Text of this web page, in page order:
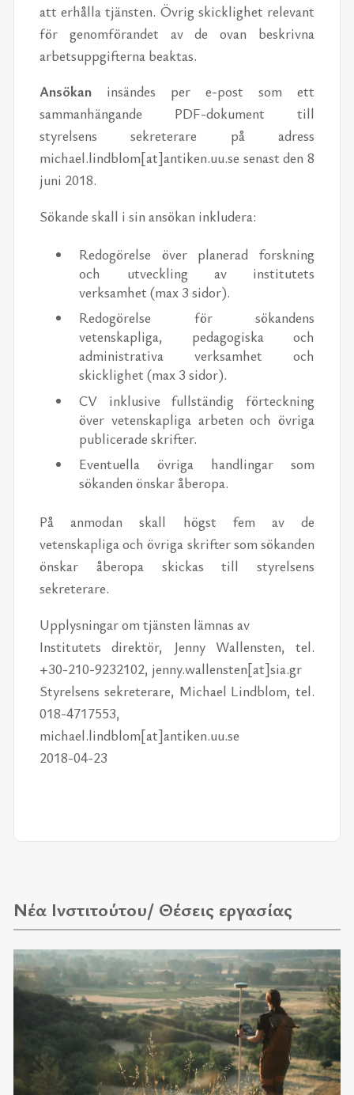
att erhålla tjänsten. Övrig skicklighet relevant
för genomförandet av de ovan beskrivna
arbetsuppgifterna beaktas.
Ansökan insändes per e-post som ett
sammanhängande PDF-dokument till
styrelsens sekreterare på adress
michael.lindblom[at]antiken.uu.se senast den 8
juni 2018.
Sökande skall i sin ansökan inkludera:
Redogörelse över planerad forskning
och utveckling av institutets
verksamhet (max 3 sidor).
Redogörelse för sökandens
vetenskapliga, pedagogiska och
administrativa verksamhet och
skicklighet (max 3 sidor).
CV inklusive fullständig förteckning
över vetenskapliga arbeten och övriga
publicerade skrifter.
Eventuella övriga handlingar som
sökanden önskar åberopa.
På anmodan skall högst fem av de
vetenskapliga och övriga skrifter som sökanden
önskar åberopa skickas till styrelsens
sekreterare.
Upplysningar om tjänsten lämnas av
Institutets direktör, Jenny Wallensten, tel.
+30-210-9232102, jenny.wallensten[at]sia.gr
Styrelsens sekreterare, Michael Lindblom, tel.
018-4717553,
michael.lindblom[at]antiken.uu.se
2018-04-23
Νέα Ινστιτούτου/ Θέσεις εργασίας